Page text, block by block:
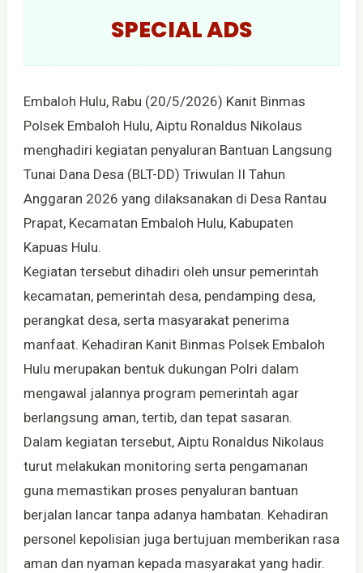
SPECIAL ADS
Embaloh Hulu, Rabu (20/5/2026) Kanit Binmas
Polsek Embaloh Hulu, Aiptu Ronaldus Nikolaus
menghadiri kegiatan penyaluran Bantuan Langsung
Tunai Dana Desa (BLT-DD) Triwulan II Tahun
Anggaran 2026 yang dilaksanakan di Desa Rantau
Prapat, Kecamatan Embaloh Hulu, Kabupaten
Kapuas Hulu.
Kegiatan tersebut dihadiri oleh unsur pemerintah
kecamatan, pemerintah desa, pendamping desa,
perangkat desa, serta masyarakat penerima
manfaat. Kehadiran Kanit Binmas Polsek Embaloh
Hulu merupakan bentuk dukungan Polri dalam
mengawal jalannya program pemerintah agar
berlangsung aman, tertib, dan tepat sasaran.
Dalam kegiatan tersebut, Aiptu Ronaldus Nikolaus
turut melakukan monitoring serta pengamanan
guna memastikan proses penyaluran bantuan
berjalan lancar tanpa adanya hambatan. Kehadiran
personel kepolisian juga bertujuan memberikan rasa
aman dan nyaman kepada masyarakat yang hadir.